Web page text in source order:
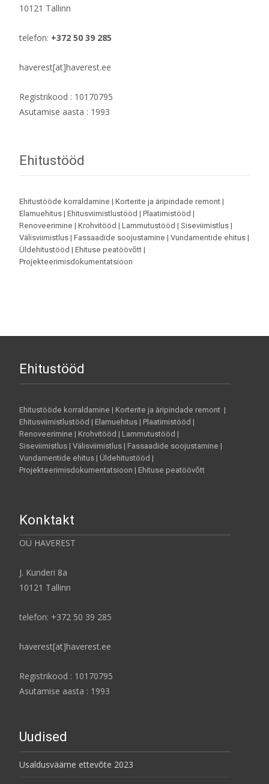
10121 Tallinn
telefon: +372 50 39 285
haverest[at]haverest.ee
Registrikood : 10170795
Asutamise aasta : 1993
Ehitustööd
Ehitustööde korraldamine | Korterite ja äripindade remont |
Elamuehitus | Ehitusviimistlustööd | Plaatimistööd |
Renoveerimine | Krohvitööd | Lammutustööd | Siseviimistlus |
Välisviimistlus | Fassaadide soojustamine | Vundamentide ehitus |
Üldehitustööd | Ehituse peatöövõtt |
Projekteerimisdokumentatsioon
Ehitustööd
Ehitustööde korraldamine | Korterite ja äripindade remont |
Ehitusviimistlustööd | Elamuehitus | Plaatimistööd |
Renoveerimine | Krohvitööd | Lammutustööd |
Siseviimistlus | Välisviimistlus | Fassaadide soojustamine |
Vundamentide ehitus | Üldehitustööd |
Projekteerimisdokumentatsioon | Ehituse peatöövõtt
Konktakt
OÜ HAVEREST
J. Kunderi 8a
10121 Tallinn
telefon: +372 50 39 285
haverest[at]haverest.ee
Registrikood : 10170795
Asutamise aasta : 1993
Uudised
Usaldusväärne ettevõte 2023